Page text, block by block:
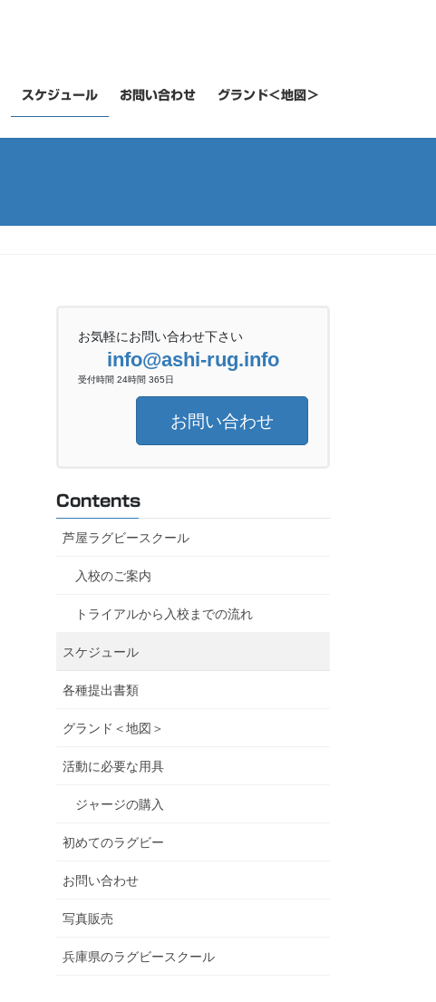
スケジュール お問い合わせ グランド＜地図＞
お気軽にお問い合わせ下さい
info@ashi-rug.info
受付時間 24時間 365日
お問い合わせ
Contents
芦屋ラグビースクール
入校のご案内
トライアルから入校までの流れ
スケジュール
各種提出書類
グランド＜地図＞
活動に必要な用具
ジャージの購入
初めてのラグビー
お問い合わせ
写真販売
兵庫県のラグビースクール